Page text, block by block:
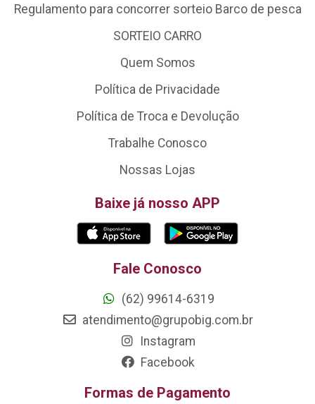
Regulamento para concorrer sorteio Barco de pesca
SORTEIO CARRO
Quem Somos
Política de Privacidade
Política de Troca e Devolução
Trabalhe Conosco
Nossas Lojas
Baixe já nosso APP
Fale Conosco
(62) 99614-6319
atendimento@grupobig.com.br
Instagram
Facebook
Formas de Pagamento